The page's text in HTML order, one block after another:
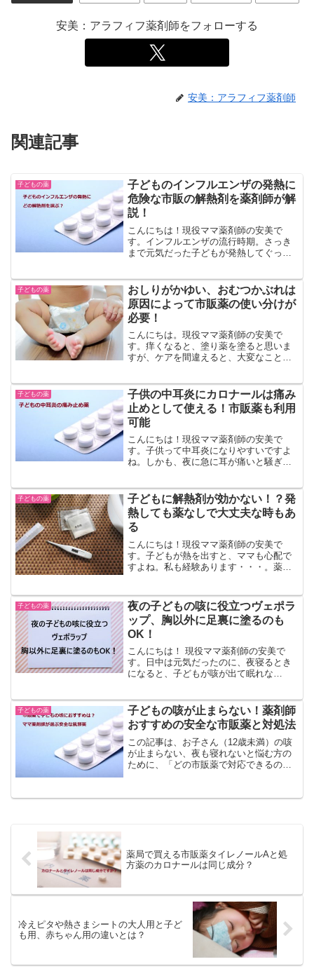
安美：アラフィフ薬剤師をフォローする
安美：アラフィフ薬剤師
関連記事
子どもの薬
子どものインフルエンザの発熱に
危険な市販の解熱剤を薬剤師が解
説！
こんにちは！現役ママ薬剤師の安美で
す。インフルエンザの流行時期。さっき
まで元気だった子どもが発熱してぐった
げたい」と思うのが母ココロ。でも、イ
ンフルエンザが流行している...
子どもの薬
おしりがかゆい、おむつかぶれは
原因によって市販薬の使い分けが
必要！
こんにちは。現役ママ薬剤師の安美で
す。痒くなると、塗り薬を塗ると思いま
すが、ケアを間違えると、大変なことに
す！この記事では、おしりがかゆい、お
むつかぶれの時の塗り薬で注...
子どもの薬
子供の中耳炎にカロナールは痛み
止めとして使える！市販薬も利用
可能
こんにちは！現役ママ薬剤師の安美で
す。子供って中耳炎になりやすいですよ
ね。しかも、夜に急に耳が痛いと騒ぎだ
記事では、子どもの中耳炎に使える痛み
止めのカロナールについて、...
子どもの薬
子どもに解熱剤が効かない！？発
熱しても薬なしで大丈夫な時もあ
る
こんにちは！現役ママ薬剤師の安美で
す。子どもが熱を出すと、ママも心配で
すよね。私も経験あります・・・。薬を
ずに確認してほしいのが、子どもの状態
です。子どもが発熱しても、...
子どもの薬
夜の子どもの咳に役立つヴェポラ
ップ、胸以外に足裏に塗るのも
OK！
こんにちは！ 現役ママ薬剤師の安美で
す。日中は元気だったのに、夜寝るとき
になると、子どもが咳が出て眠れな
ってほしい！まだ小さな子どもだと、市
販薬は年齢制限で飲めない！そ...
子どもの薬
子どもの咳が止まらない！薬剤師
おすすめの安全な市販薬と対処法
この記事は、お子さん（12歳未満）の咳
が止まらない、夜も寝れないと悩む方の
ために、「どの市販薬で対応できるの
トを薬剤師の目線からわかりやすく解説
薬局で買える市販薬タイレノールAと処
方薬のカロナールは同じ成分？
冷えピタや熱さまシートの大人用と子ど
も用、赤ちゃん用の違いとは？